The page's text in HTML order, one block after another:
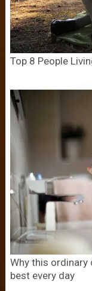
Top 8 People
Why this
best every day